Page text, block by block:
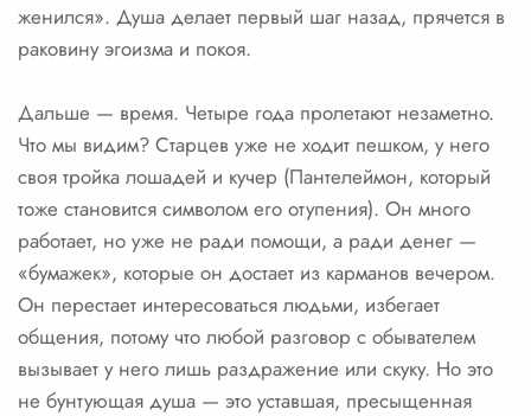
женился». Душа делает первый шаг назад, прячется в
раковину эгоизма и покоя.
Дальше — время. Четыре года пролетают незаметно.
Что мы видим? Старцев уже не ходит пешком, у него
своя тройка лошадей и кучер (Пантелеймон, который
тоже становится символом его отупения). Он много
работает, но уже не ради помощи, а ради денег —
«бумажек», которые он достает из карманов вечером.
Он перестает интересоваться людьми, избегает
общения, потому что любой разговор с обывателем
вызывает у него лишь раздражение или скуку. Но это
не бунтующая душа — это уставшая, пресыщенная